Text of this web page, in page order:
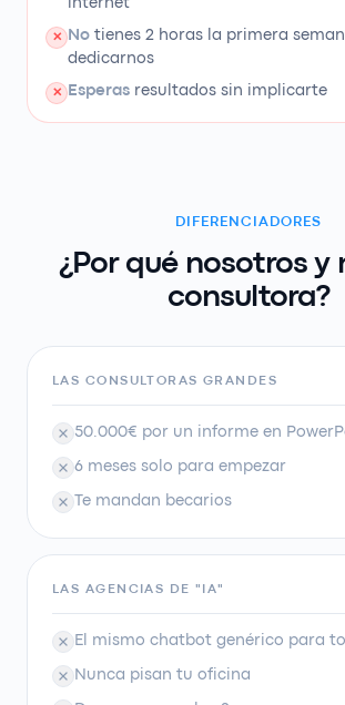
internet
✕ No tienes 2 horas la primera
dedicarnos
✕ Esperas resultados sin implicarte
DIFERENCIADORES
¿Por qué nosotros y
consultora?
LAS CONSULTORAS GRANDES
50.000€ por un informe en
6 meses solo para empezar
Te mandan becarios
LAS AGENCIAS DE "IA"
El mismo chatbot genérico para
Nunca pisan tu oficina